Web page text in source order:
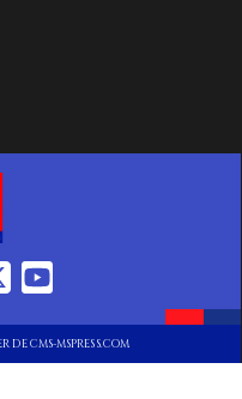
DE CMS-MSPRESS.COM